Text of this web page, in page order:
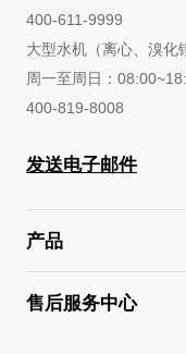
400-611-9999
大型水机（离心、溴化
周一至周日：
400-819-8008
发送电子邮件
产品
售后服务中心